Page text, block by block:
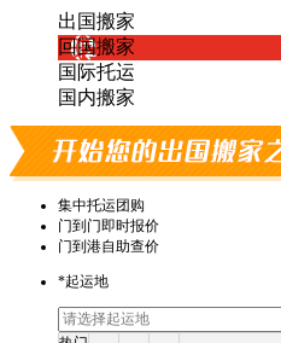
出国搬家
回国搬家
国际托运
国内搬家
集中托运团购
门到门即时报价
门到港自助查价
*起运地